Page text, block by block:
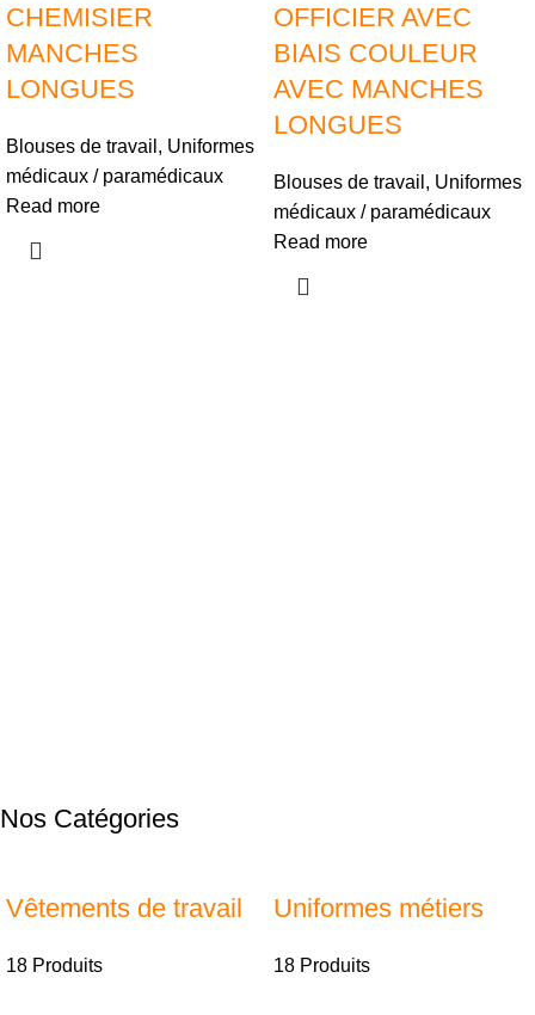
CHEMISIER
MANCHES
LONGUES
Blouses de travail , Uniformes
médicaux / paramédicaux
Read more
OFFICIER AVEC
BIAIS COULEUR
AVEC MANCHES
LONGUES
Blouses de travail , Uniformes
médicaux / paramédicaux
Read more
Nos Catégories
Vêtements de travail
18 Produits
Uniformes métiers
18 Produits